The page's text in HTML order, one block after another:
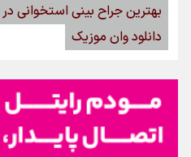
بهترین جراح بینی استخوانی در
دانلود وان موزیک